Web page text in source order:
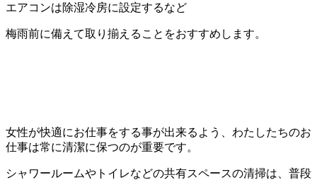
エアコンは除湿冷房に設定するなど
梅雨前に備えて取り揃えることをおすすめします。
女性が快適にお仕事をする事が出来るよう、わたしたちのお
仕事は常に清潔に保つのが重要です。
シャワールームやトイレなどの共有スペースの清掃は、普段